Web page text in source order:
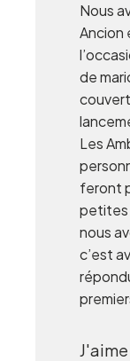
Nous
Ancion
de
Les
feront
petites
nous
c’est